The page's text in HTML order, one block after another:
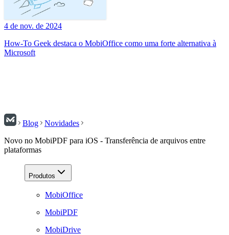
4 de nov. de 2024
How-To Geek destaca o MobiOffice como uma forte alternativa à
Microsoft
Blog
Novidades
Novo no MobiPDF para iOS - Transferência de arquivos entre
plataformas
Produtos
MobiOffice
MobiPDF
MobiDrive